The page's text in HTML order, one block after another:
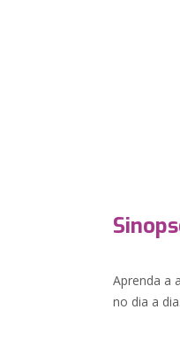
Aprenda a
no dia a dia.